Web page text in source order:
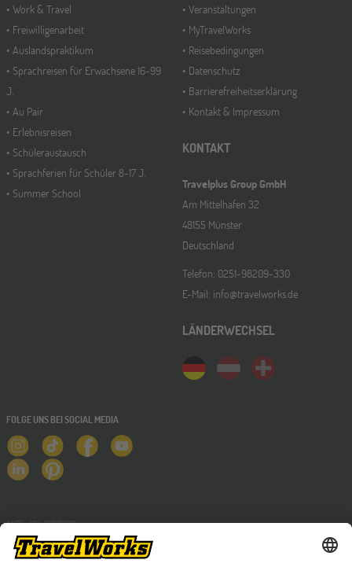
Work & Travel
Freiwilligenarbeit
Auslandspraktikum
Sprachreisen für Erwachsene 16-99
J.
Au Pair
Erlebnisreisen
Schüleraustausch
Sprachferien für Schüler 8-17 J.
Summer School
Veranstaltungen
MyTravelWorks
Reisebedingungen
Datenschutz
Barrierefreiheitserklärung
Kontakt & Impressum
KONTAKT
Travelplus Group GmbH
Am Mittelhafen 32
48155 Münster
Deutschland
Telefon: 0251-98209-330
E-Mail: info@travelworks.de
LÄNDERWECHSEL
FOLGE UNS BEI SOCIAL MEDIA
NEWSLETTER